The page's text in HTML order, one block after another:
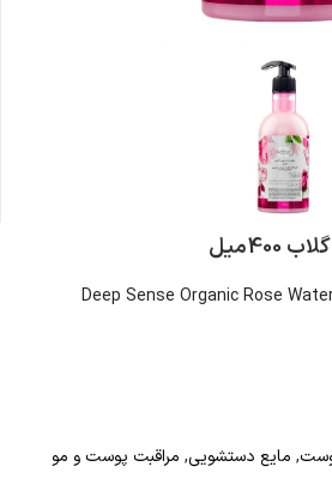
Deep Sense Organic Rose
, مایع دستشویی, مراقبت پوست و مو